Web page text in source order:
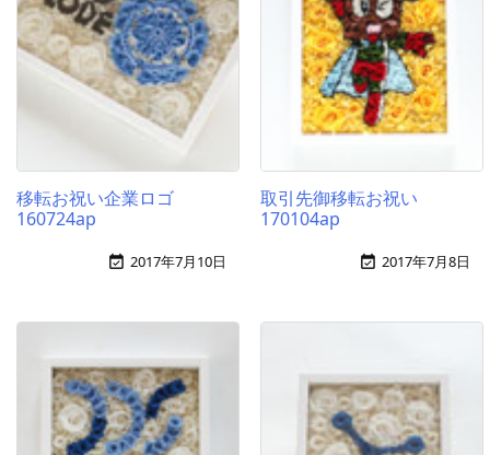
移転お祝い企業ロゴ
160724ap
 2017年7月10日
取引先御移転お祝い
170104ap
 2017年7月8日